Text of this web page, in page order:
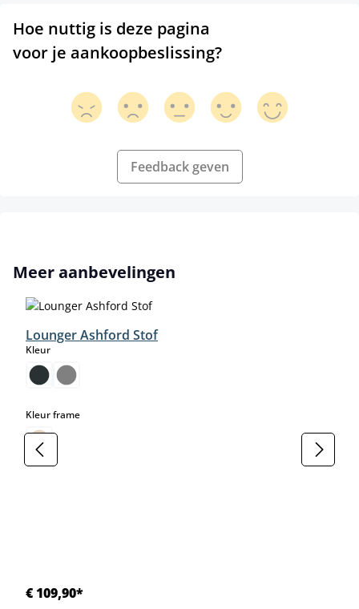
Hoe nuttig is deze pagina
voor je aankoopbeslissing?
Feedback geven
Productgalerij overslaan
Meer aanbevelingen
Lounger Ashford Stof
Kleurselect
Kleur frameselect
€ 109,90*